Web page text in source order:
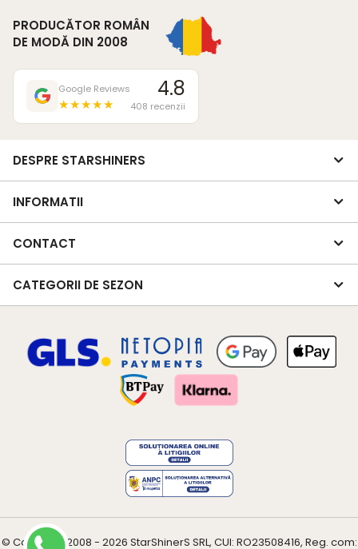
PRODUCĂTOR ROMÂN
DE MODĂ DIN 2008
Google Reviews
★★★★★
4.8
408 recenzii
DESPRE STARSHINERS
INFORMATII
CONTACT
CATEGORII DE SEZON
© Copyright 2008 - 2026 StarShinerS SRL, CUI: RO23508416, Reg. com: